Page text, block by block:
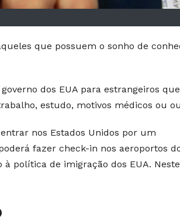
que possuem o sonho de
dos EUA para estrangeiros que
estudo, motivos médicos ou
nos Estados Unidos por um
fazer check-in nos aeroportos
política de imigração dos EUA. Neste